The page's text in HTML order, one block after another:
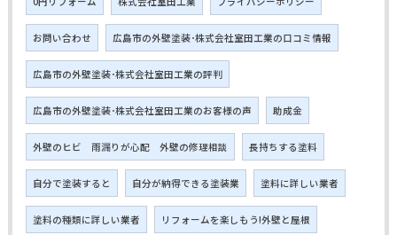
お問い合わせ 広島市の外壁塗装･株式会社室田工業の口コミ情報
広島市の外壁塗装･株式会社室田工業の評判
広島市の外壁塗装･株式会社室田工業のお客様の声 助成金
外壁のヒビ 雨漏りが心配 外壁の修理相談 長持ちする塗料
自分で塗装すると 自分が納得できる塗装業 塗料に詳しい業者
塗料の種類に詳しい業者 リフォームを楽しもう!外壁と屋根